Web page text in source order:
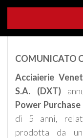
COMUNICATO
Acciaierie
S.A. (DXT)
Power
di 5 anni,
prodotta da